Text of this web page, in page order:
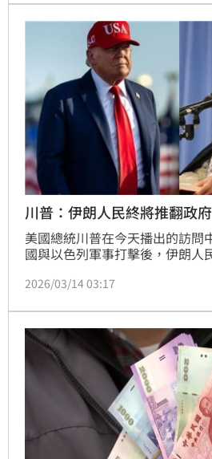
障者，稍微低頭就能「鑽轎底」
念」。（記者：簡浩正）
川普：伊朗人民終將推翻政
美國總統川普在今天播出的訪問
國與以色列軍事打擊後，伊朗人
2026/03/14 03:17